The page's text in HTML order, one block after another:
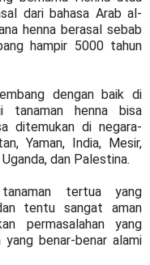
dari bahasa Arab al-
hampir 5000 tahun
dengan baik di
tanaman henna bisa
ditemukan di negara-
Yaman, India, Mesir,
dan Palestina.
tertua yang
tentu sangat aman
permasalahan yang
benar-benar alami